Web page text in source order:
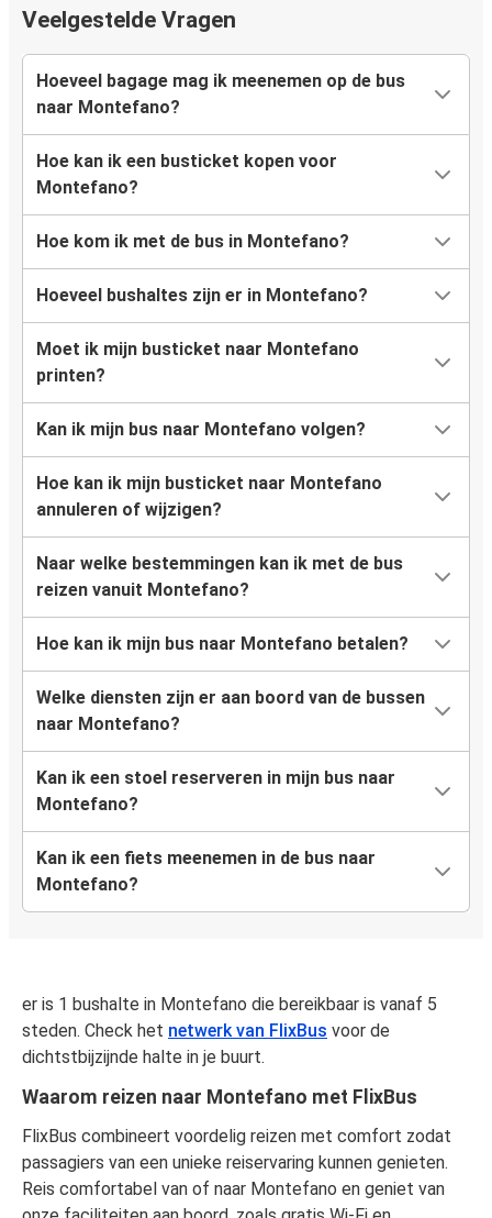
Veelgestelde Vragen
Hoeveel bagage mag ik meenemen op de bus
naar Montefano?
Hoe kan ik een busticket kopen voor
Montefano?
Hoe kom ik met de bus in Montefano?
Hoeveel bushaltes zijn er in Montefano?
Moet ik mijn busticket naar Montefano
printen?
Kan ik mijn bus naar Montefano volgen?
Hoe kan ik mijn busticket naar Montefano
annuleren of wijzigen?
Naar welke bestemmingen kan ik met de bus
reizen vanuit Montefano?
Hoe kan ik mijn bus naar Montefano betalen?
Welke diensten zijn er aan boord van de bussen
naar Montefano?
Kan ik een stoel reserveren in mijn bus naar
Montefano?
Kan ik een fiets meenemen in de bus naar
Montefano?
er is 1 bushalte in Montefano die bereikbaar is vanaf 5
steden. Check het netwerk van FlixBus voor de
dichtstbijzijnde halte in je buurt.
Waarom reizen naar Montefano met FlixBus
FlixBus combineert voordelig reizen met comfort zodat
passagiers van een unieke reiservaring kunnen genieten.
Reis comfortabel van of naar Montefano en geniet van